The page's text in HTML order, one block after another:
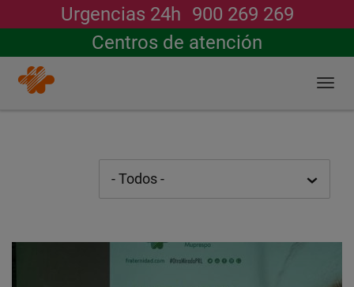
Urgencias 24h 900 269 269
Centros de atención
Buscar